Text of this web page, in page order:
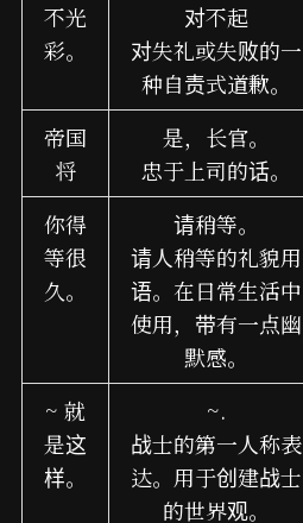
不光
彩。
对不起
对失礼或失败的一
种自责式道歉。
帝国
将
是，长官。
忠于上司的话。
你得
等很
久。
请稍等。
请人稍等的礼貌用
语。在日常生活中
使用，带有一点幽
默感。
~ 就
是这
样。
~.
战士的第一人称表
达。用于创建战士
的世界观。